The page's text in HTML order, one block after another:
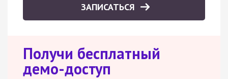
ЗАПИСАТЬСЯ
Получи бесплатный
демо-доступ